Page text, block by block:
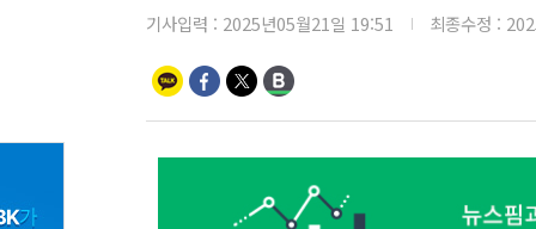
기사입력 : 2025년05월21일 19:51 최종수정 :